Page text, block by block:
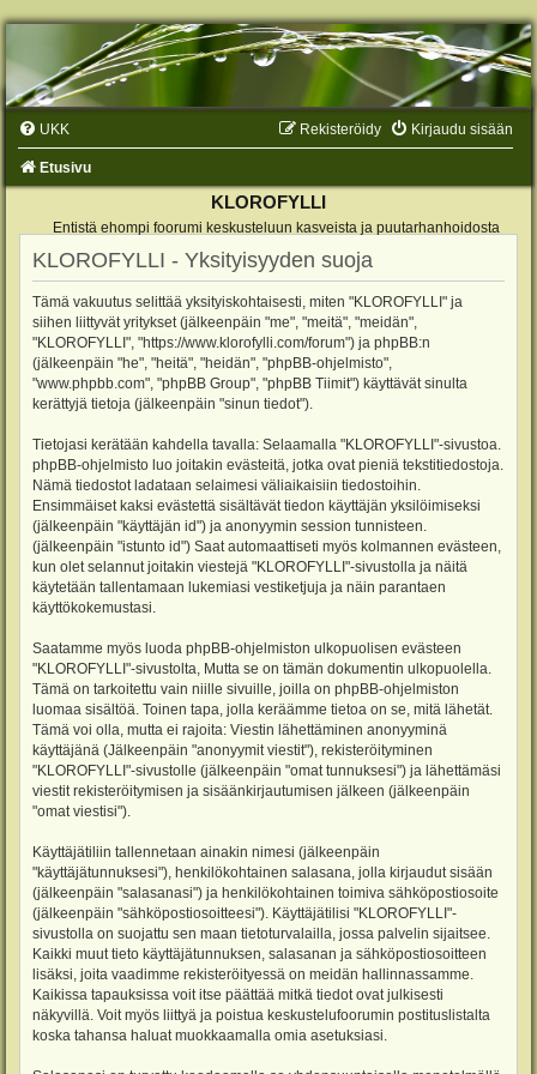
UKK Kirjaudu sisään
Rekisteröidy
Etusivu
KLOROFYLLI
Entistä ehompi foorumi keskusteluun kasveista ja puutarhanhoidosta
KLOROFYLLI - Yksityisyyden suoja
Tämä vakuutus selittää yksityiskohtaisesti, miten "KLOROFYLLI" ja
siihen liittyvät yritykset (jälkeenpäin "me", "meitä", "meidän",
"KLOROFYLLI", "https://www.klorofylli.com/forum") ja phpBB:n
(jälkeenpäin "he", "heitä", "heidän", "phpBB-ohjelmisto",
"www.phpbb.com", "phpBB Group", "phpBB Tiimit") käyttävät sinulta
kerättyjä tietoja (jälkeenpäin "sinun tiedot").
Tietojasi kerätään kahdella tavalla: Selaamalla "KLOROFYLLI"-sivustoa.
phpBB-ohjelmisto luo joitakin evästeitä, jotka ovat pieniä tekstitiedostoja.
Nämä tiedostot ladataan selaimesi väliaikaisiin tiedostoihin.
Ensimmäiset kaksi evästettä sisältävät tiedon käyttäjän yksilöimiseksi
(jälkeenpäin "käyttäjän id") ja anonyymin session tunnisteen.
(jälkeenpäin "istunto id") Saat automaattiseti myös kolmannen evästeen,
kun olet selannut joitakin viestejä "KLOROFYLLI"-sivustolla ja näitä
käytetään tallentamaan lukemiasi vestiketjuja ja näin parantaen
käyttökokemustasi.
Saatamme myös luoda phpBB-ohjelmiston ulkopuolisen evästeen
"KLOROFYLLI"-sivustolta, Mutta se on tämän dokumentin ulkopuolella.
Tämä on tarkoitettu vain niille sivuille, joilla on phpBB-ohjelmiston
luomaa sisältöä. Toinen tapa, jolla keräämme tietoa on se, mitä lähetät.
Tämä voi olla, mutta ei rajoita: Viestin lähettäminen anonyyminä
käyttäjänä (Jälkeenpäin "anonyymit viestit"), rekisteröityminen
"KLOROFYLLI"-sivustolle (jälkeenpäin "omat tunnuksesi") ja lähettämäsi
viestit rekisteröitymisen ja sisäänkirjautumisen jälkeen (jälkeenpäin
"omat viestisi").
Käyttäjätiliin tallennetaan ainakin nimesi (jälkeenpäin
"käyttäjätunnuksesi"), henkilökohtainen salasana, jolla kirjaudut sisään
(jälkeenpäin "salasanasi") ja henkilökohtainen toimiva sähköpostiosoite
(jälkeenpäin "sähköpostiosoitteesi"). Käyttäjätilisi "KLOROFYLLI"-
sivustolla on suojattu sen maan tietoturvalailla, jossa palvelin sijaitsee.
Kaikki muut tieto käyttäjätunnuksen, salasanan ja sähköpostiosoitteen
lisäksi, joita vaadimme rekisteröityessä on meidän hallinnassamme.
Kaikissa tapauksissa voit itse päättää mitkä tiedot ovat julkisesti
näkyvillä. Voit myös liittyä ja poistua keskustelufoorumin postituslistalta
koska tahansa haluat muokkaamalla omia asetuksiasi.